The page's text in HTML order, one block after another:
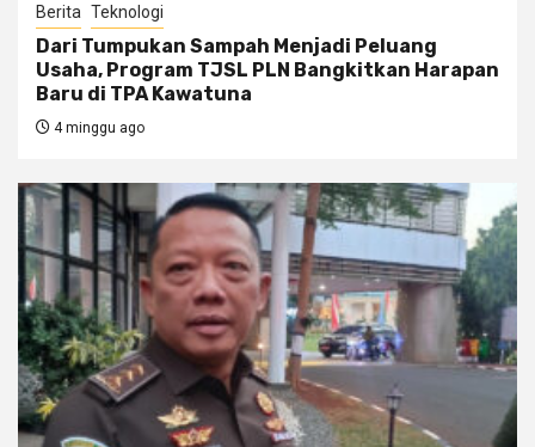
Berita Teknologi
Dari Tumpukan Sampah Menjadi Peluang
Usaha, Program TJSL PLN Bangkitkan Harapan
Baru di TPA Kawatuna
4 minggu ago